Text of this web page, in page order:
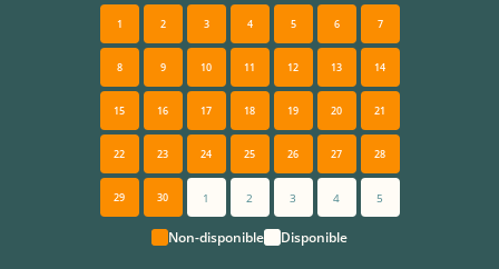
1 2 3 4 5 6 7
8 9 10 11 12 13 14
15 16 17 18 19 20 21
22 23 24 25 26 27 28
29 30 1 2 3 4 5
Non-disponible Disponible